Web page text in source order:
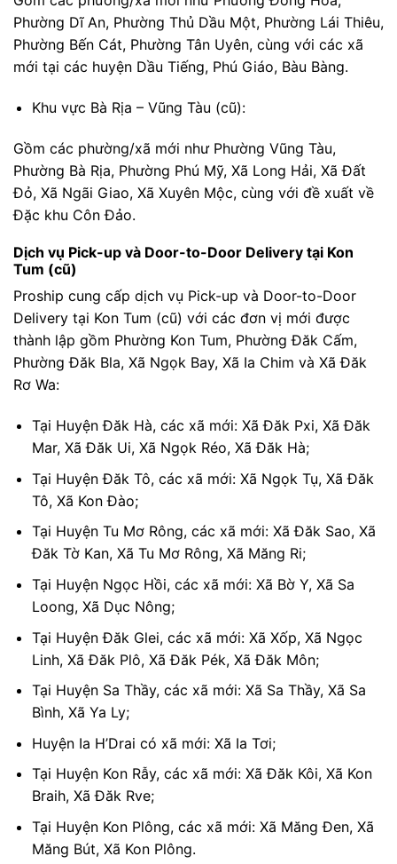
Phường Dĩ An, Phường Thủ Dầu Một, Phường Lái Thiêu,
Phường Bến Cát, Phường Tân Uyên, cùng với các xã
mới tại các huyện Dầu Tiếng, Phú Giáo, Bàu Bàng.
Khu vực Bà Rịa – Vũng Tàu (cũ):
Gồm các phường/xã mới như Phường Vũng Tàu,
Phường Bà Rịa, Phường Phú Mỹ, Xã Long Hải, Xã Đất
Đỏ, Xã Ngãi Giao, Xã Xuyên Mộc, cùng với đề xuất về
Đặc khu Côn Đảo.
Dịch vụ Pick-up và Door-to-Door Delivery tại Kon
Tum (cũ)
Proship cung cấp dịch vụ Pick-up và Door-to-Door
Delivery tại Kon Tum (cũ) với các đơn vị mới được
thành lập gồm Phường Kon Tum, Phường Đăk Cấm,
Phường Đăk Bla, Xã Ngọk Bay, Xã Ia Chim và Xã Đăk
Rơ Wa:
Tại Huyện Đăk Hà, các xã mới: Xã Đăk Pxi, Xã Đăk
Mar, Xã Đăk Ui, Xã Ngọk Réo, Xã Đăk Hà;
Tại Huyện Đăk Tô, các xã mới: Xã Ngọk Tụ, Xã Đăk
Tô, Xã Kon Đào;
Tại Huyện Tu Mơ Rông, các xã mới: Xã Đăk Sao, Xã
Đăk Tờ Kan, Xã Tu Mơ Rông, Xã Măng Ri;
Tại Huyện Ngọc Hồi, các xã mới: Xã Bờ Y, Xã Sa
Loong, Xã Dục Nông;
Tại Huyện Đăk Glei, các xã mới: Xã Xốp, Xã Ngọc
Linh, Xã Đăk Plô, Xã Đăk Pék, Xã Đăk Môn;
Tại Huyện Sa Thầy, các xã mới: Xã Sa Thầy, Xã Sa
Bình, Xã Ya Ly;
Huyện Ia H’Drai có xã mới: Xã Ia Tơi;
Tại Huyện Kon Rẫy, các xã mới: Xã Đăk Kôi, Xã Kon
Braih, Xã Đăk Rve;
Tại Huyện Kon Plông, các xã mới: Xã Măng Đen, Xã
Măng Bút, Xã Kon Plông.